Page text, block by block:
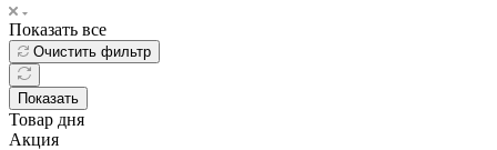
Показать все
Очистить фильтр
Показать
Товар дня
Акция